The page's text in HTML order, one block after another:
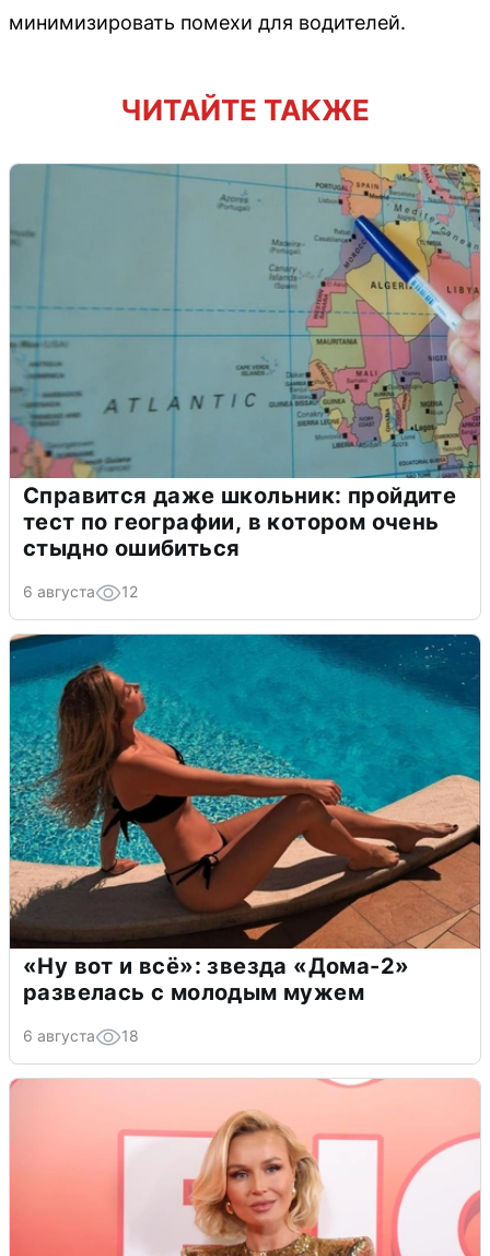
минимизировать помехи для водителей.
ЧИТАЙТЕ ТАКЖЕ
Справится даже школьник: пройдите
тест по географии, в котором очень
стыдно ошибиться
6 августа 12
«Ну вот и всё»: звезда «Дома-2»
развелась с молодым мужем
6 августа 18